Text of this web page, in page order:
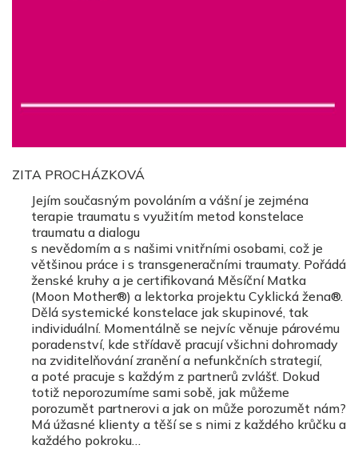
ZITA PROCHÁZKOVÁ
Jejím současným povoláním a vášní je zejména
terapie traumatu s využitím metod konstelace
traumatu a dialogu
s nevědomím a s našimi vnitřními osobami, což je
většinou práce i s transgeneračními traumaty. Pořádá
ženské kruhy a je certifikovaná Měsíční Matka
(Moon Mother®) a lektorka projektu Cyklická žena®.
Dělá systemické konstelace jak skupinové, tak
individuální. Momentálně se nejvíc věnuje párovému
poradenství, kde střídavě pracují všichni dohromady
na zviditelňování zranění a nefunkčních strategií,
a poté pracuje s každým z partnerů zvlášť. Dokud
totiž neporozumíme sami sobě, jak můžeme
porozumět partnerovi a jak on může porozumět nám?
Má úžasné klienty a těší se s nimi z každého krůčku a
každého pokroku…